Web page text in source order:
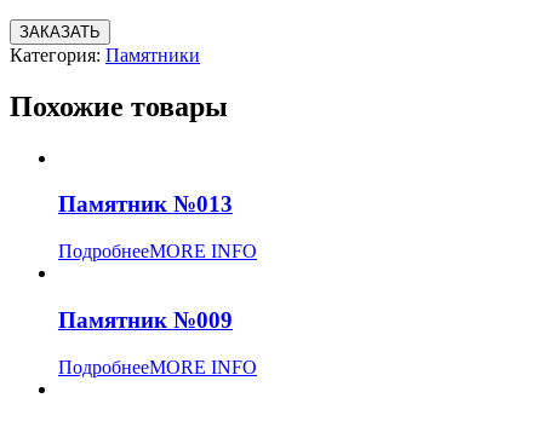
ЗАКАЗАТЬ
Категория: Памятники
Похожие товары
Памятник №013
ПодробнееMORE INFO
Памятник №009
ПодробнееMORE INFO